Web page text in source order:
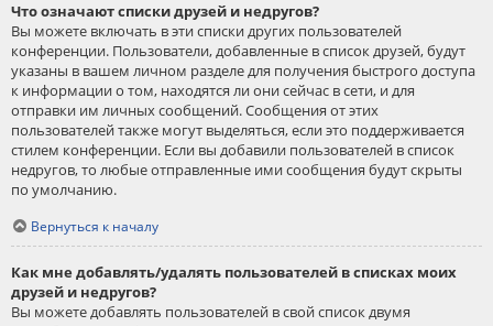
Что означают списки друзей и недругов?
Вы можете включать в эти списки других пользователей
конференции. Пользователи, добавленные в список друзей, будут
указаны в вашем личном разделе для получения быстрого доступа
к информации о том, находятся ли они сейчас в сети, и для
отправки им личных сообщений. Сообщения от этих
пользователей также могут выделяться, если это поддерживается
стилем конференции. Если вы добавили пользователей в список
недругов, то любые отправленные ими сообщения будут скрыты
по умолчанию.
Вернуться к началу
Как мне добавлять/удалять пользователей в списках моих
друзей и недругов?
Вы можете добавлять пользователей в свой список двумя